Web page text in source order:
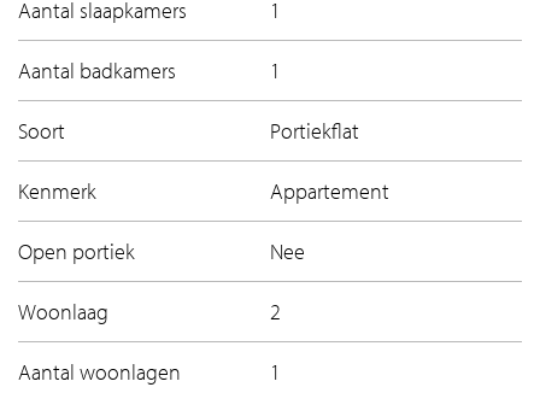
Aantal slaapkamers 1
Aantal badkamers 1
Soort Portiekflat
Kenmerk Appartement
Open portiek Nee
Woonlaag 2
Aantal woonlagen 1